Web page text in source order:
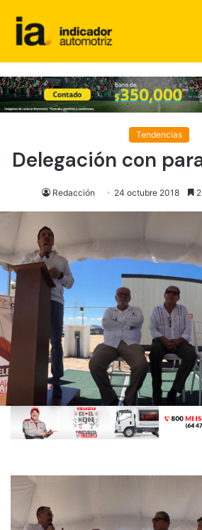
Tendencias
Delegación con
Redacción 24 octubre 2018 2